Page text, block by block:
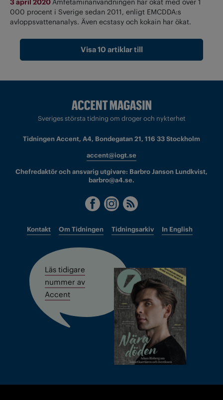
3 april 2020Amfetaminanvändningen har ökat med över 1
000 procent i Sverige sedan 2011, enligt EMCDDA:s
avloppsvattenanalys. Även ecstasy och kokain har ökat.
Visa 10 artiklar till
Sveriges största tidning om droger och nykterhet
Tidningen Accent, A4, Bondegatan 21, 116 33 Stockholm
accent@iogt.se
Chefredaktör och ansvarig utgivare: Barbro Janson Lundkvist,
barbro@a4.se.
Kontakt Om Tidningen Tidningsarkiv In English
Läs tidigare
nummer av
Accent